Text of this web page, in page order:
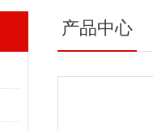
产品中心